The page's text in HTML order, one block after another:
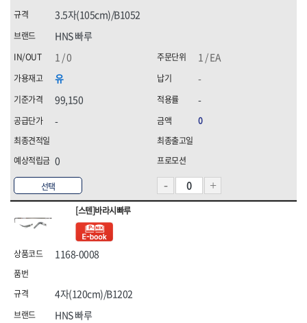
선택
HNS 빠루
1 / EA
유
99,150
-
0
3.5자(105cm)/B1052
1 / 0
-
-
0
[스텐]바라시빠루
1168-0008
HNS 빠루
4자(120cm)/B1202